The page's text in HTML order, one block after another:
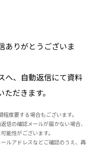
ありがとうございま
へ、自動返信にて資料
だきます。
度要する場合もございます。
信の確認メールが届かない場合、
能性がございます。
ルアドレスなどご確認のうえ、再